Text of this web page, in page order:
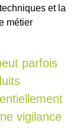
et la
métier
parfois
vigilance